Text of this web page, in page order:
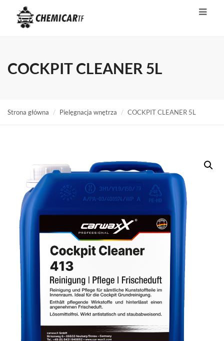
COCKPIT CLEANER 5L
Strona główna Pielęgnacja wnętrza COCKPIT CLEANER 5L